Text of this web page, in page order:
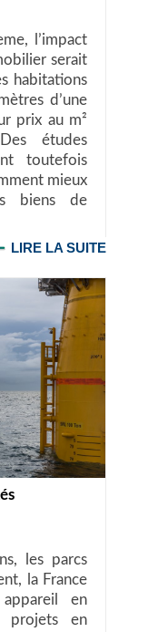
l’impact
serait
habitations
d’une
prix au m²
études
toutefois
mieux
biens de
LIRE LA SUITE
les parcs
la France
en
projets en